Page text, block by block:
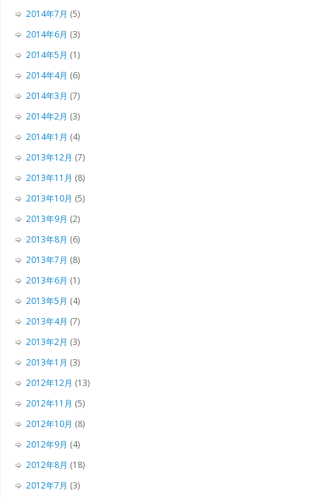
2014年7月 (5)
2014年6月 (3)
2014年5月 (1)
2014年4月 (6)
2014年3月 (7)
2014年2月 (3)
2014年1月 (4)
2013年12月 (7)
2013年11月 (8)
2013年10月 (5)
2013年9月 (2)
2013年8月 (6)
2013年7月 (8)
2013年6月 (1)
2013年5月 (4)
2013年4月 (7)
2013年2月 (3)
2013年1月 (3)
2012年12月 (13)
2012年11月 (5)
2012年10月 (8)
2012年9月 (4)
2012年8月 (18)
2012年7月 (3)